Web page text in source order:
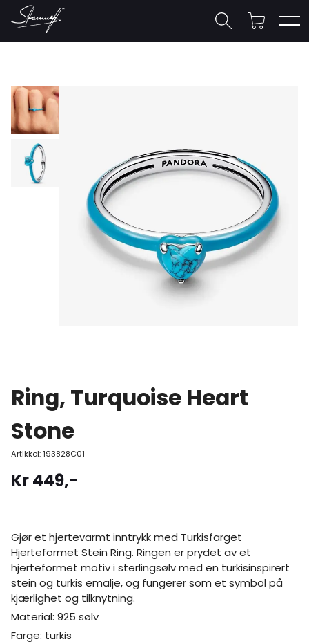
Ring, Turquoise Heart
Stone
Artikkel:193828C01
Kr449,-
Gjør et hjertevarmt inntrykk med Turkisfarget
Hjerteformet Stein Ring. Ringen er prydet av et
hjerteformet motiv i sterlingsølv med en turkisinspirert
stein og turkis emalje, og fungerer som et symbol på
kjærlighet og tilknytning.
Material: 925 sølv
Farge: turkis